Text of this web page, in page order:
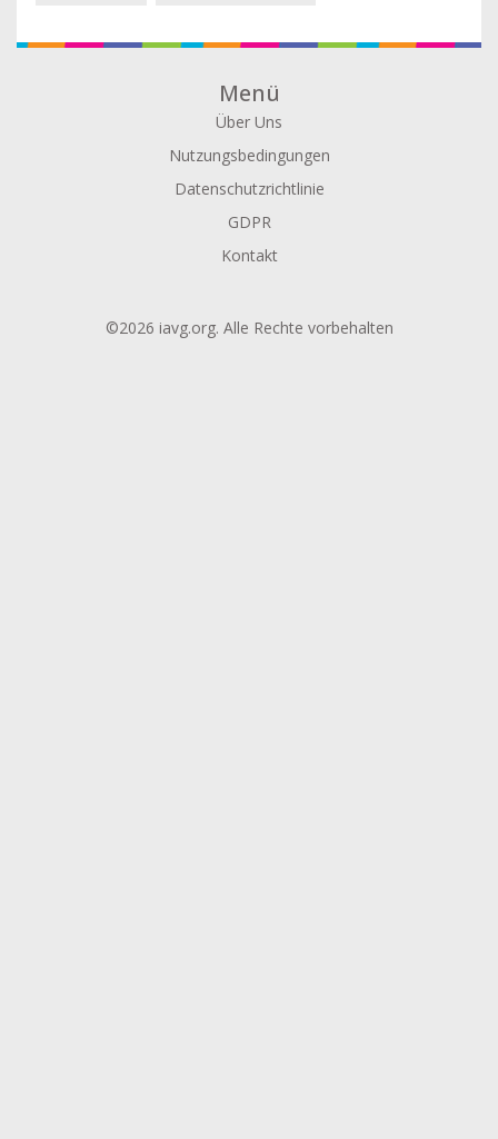
Menü
Über Uns
Nutzungsbedingungen
Datenschutzrichtlinie
GDPR
Kontakt
©2026 iavg.org. Alle Rechte vorbehalten